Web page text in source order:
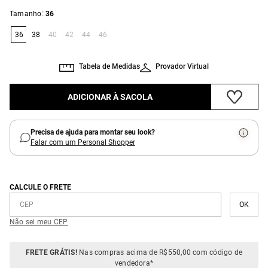
Tamanho: 36
36 38 40 42 44 46
Provador Virtual
Tabela de Medidas
ADICIONAR À SACOLA
Precisa de ajuda para montar seu look?
Falar com um Personal Shopper
CALCULE O FRETE
Não sei meu CEP
FRETE GRÁTIS!Nas compras acima de R$550,00 com código de
vendedora*